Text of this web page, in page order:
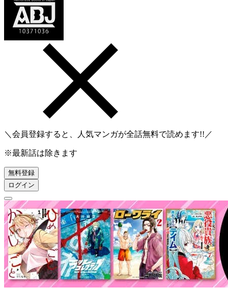
＼会員登録すると、人気マンガが全話無料で読めます!!／
※最新話は除きます
無料登録
ログイン